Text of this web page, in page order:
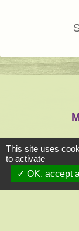
This site uses
to activate
OK, accept all